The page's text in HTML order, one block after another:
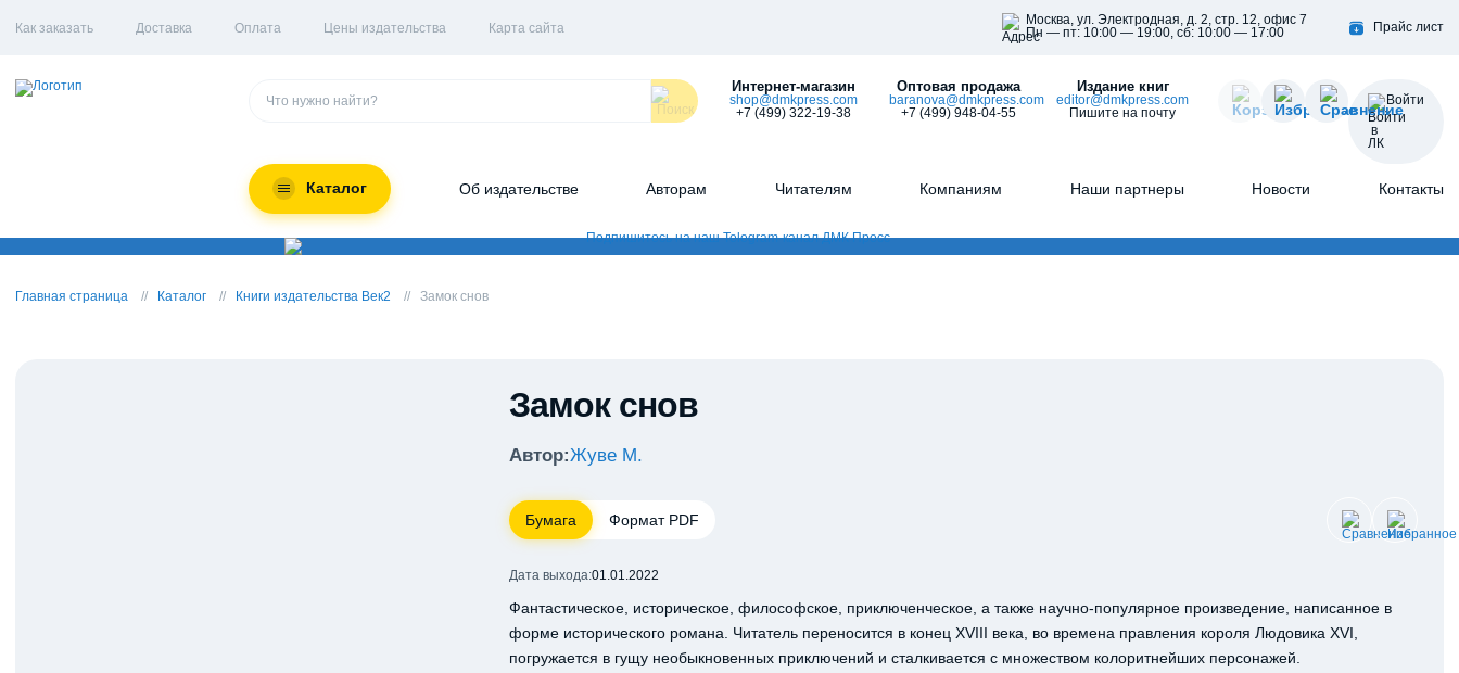
Как заказать Доставка Оплата Цены издательства Карта сайта
Москва, ул. Электродная, д. 2, стр. 12, офис 7
Пн — пт: 10:00 — 19:00, сб: 10:00 — 17:00
Прайс лист
Интернет-магазин
shop@dmkpress.com
+7 (499) 322-19-38
Оптовая продажа
baranova@dmkpress.com
+7 (499) 948-04-55
Издание книг
editor@dmkpress.com
Пишите на почту
Войти
Каталог Об издательстве Авторам Читателям Компаниям Наши партнеры Новости Контакты
Главная страница Каталог Книги издательства Век2 Замок снов
Замок снов
Автор:Жуве М.
Бумага Формат PDF
Дата выхода:01.01.2022
Фантастическое, историческое, философское, приключенческое, а также научно-популярное произведение, написанное в
форме исторического романа. Читатель переносится в конец XVIII века, во времена правления короля Людовика XVI,
погружается в гущу необыкновенных приключений и сталкивается с множеством колоритнейших персонажей.